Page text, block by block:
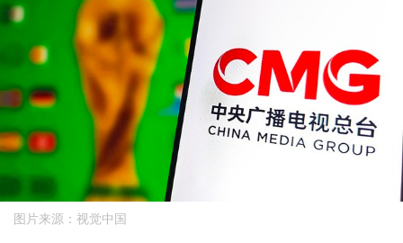
图片来源：视觉中国